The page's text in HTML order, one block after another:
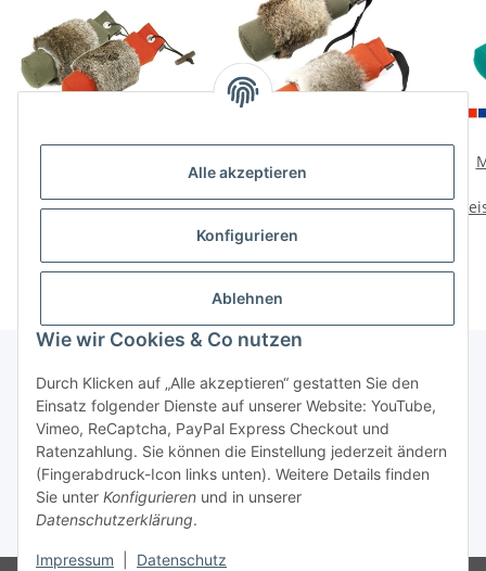
Alle akzeptieren
Konfigurieren
Ablehnen
Wie wir Cookies & Co nutzen
Durch Klicken auf „Alle akzeptieren“ gestatten Sie den
Einsatz folgender Dienste auf unserer Website: YouTube,
Vimeo, ReCaptcha, PayPal Express Checkout und
Ratenzahlung. Sie können die Einstellung jederzeit ändern
(Fingerabdruck-Icon links unten). Weitere Details finden
Sie unter Konfigurieren und in unserer
Datenschutzerklärung.
Impressum Datenschutz
Preise nach Anmeldung
Speedy Rabbit mit Fell
Preise nach Anmeldung
sichtbar
Informationen
Gesetzliche Informationen
* Alle Preise zzgl. gesetzlicher USt.